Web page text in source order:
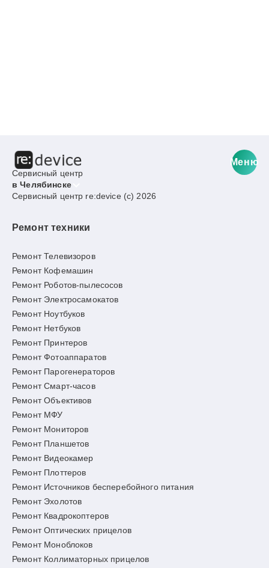
Сервисный центр
в Челябинске
Меню
Сервисный центр re:device (c) 2026
Ремонт техники
Ремонт Телевизоров
Ремонт Кофемашин
Ремонт Роботов-пылесосов
Ремонт Электросамокатов
Ремонт Ноутбуков
Ремонт Нетбуков
Ремонт Принтеров
Ремонт Фотоаппаратов
Ремонт Парогенераторов
Ремонт Смарт-часов
Ремонт Объективов
Ремонт МФУ
Ремонт Мониторов
Ремонт Планшетов
Ремонт Видеокамер
Ремонт Плоттеров
Ремонт Источников бесперебойного питания
Ремонт Эхолотов
Ремонт Квадрокоптеров
Ремонт Оптических прицелов
Ремонт Моноблоков
Ремонт Коллиматорных прицелов